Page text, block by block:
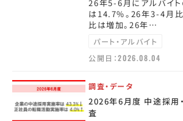
26年5-6月にアルバイ
は14.7%。26年3-4月
比は増加。26年…
パート・アルバイト
公開日：2026.08.04
調査・データ
2026年6月度 中途採用
査